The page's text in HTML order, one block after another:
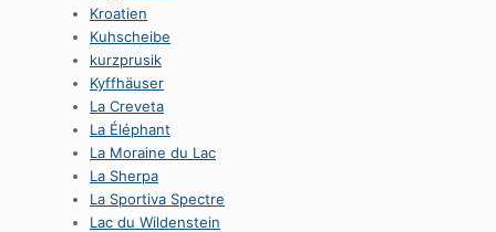
Kroatien
Kuhscheibe
kurzprusik
Kyffhäuser
La Creveta
La Éléphant
La Moraine du Lac
La Sherpa
La Sportiva Spectre
Lac du Wildenstein